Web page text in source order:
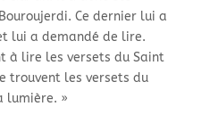
Ce dernier lui a
lui a demandé de lire.
à lire les versets du Saint
trouvent les versets du
lumière. »​